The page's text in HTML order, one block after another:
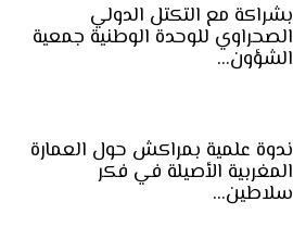
بشراكة مع التكتل الدولي
الصحراوي للوحدة الوطنية جمعية
الشؤون…
ندوة علمية بمراكش حول العمارة
المغربية الأصيلة في فكر
سلاطين…